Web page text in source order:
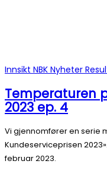
Innsikt NBK Nyheter
Temperaturen
2023 ep. 4
Vi gjennomfører en serie
Kundeserviceprisen
februar 2023.